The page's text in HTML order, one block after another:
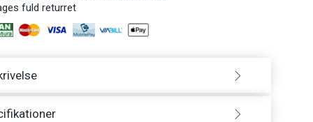
fuld returret